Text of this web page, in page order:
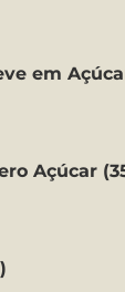
em
Açúcar